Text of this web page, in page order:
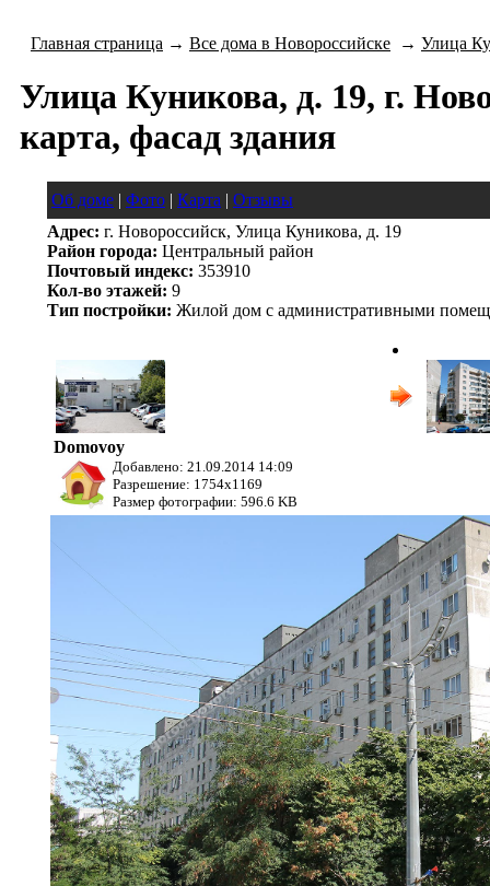
Главная страница → Все дома в Новороссийске → Улица
Улица Куникова, д. 19, г.
карта, фасад здания
Об доме | Фото | Карта | Отзывы
Адрес: г. Новороссийск, Улица Куникова, д. 19
Район города: Центральный район
Почтовый индекс: 353910
Кол-во этажей: 9
Тип постройки: Жилой дом с административными
Domovoy
Добавлено: 21.09.2014 14:09
Разрешение: 1754x1169
Размер фотографии: 596.6 KB